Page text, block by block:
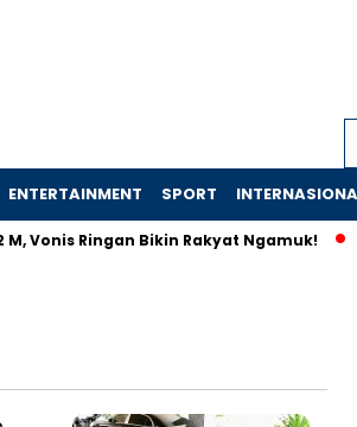
ENTERTAINMENT SPORT
Vonis Ringan Bikin Rakyat Ngamuk!